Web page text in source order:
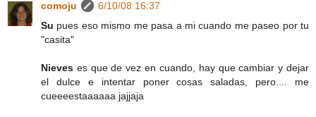
comoju
6/10/08 16:37
Su pues eso mismo me pasa a mi cuando me paseo por tu
"casita"
Nieves es que de vez en cuando, hay que cambiar y dejar
el dulce e intentar poner cosas saladas, pero.... me
cueeeestaaaaaa jajjaja